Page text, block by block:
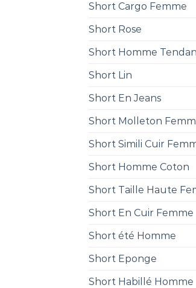
Short Cargo Femme
Short Rose
Short Homme
Short Lin
Short En Jeans
Short Molleton
Short Simili Cuir
Short Homme Coton
Short Taille Haute
Short En Cuir Femme
Short été Homme
Short Eponge
Short Habillé Homme